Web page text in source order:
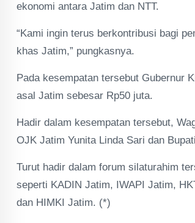
ekonomi antara Jatim dan NTT.
“Kami ingin terus berkontribusi bagi
khas Jatim,” pungkasnya.
Pada kesempatan tersebut Gubernur
asal Jatim sebesar Rp50 juta.
Hadir dalam kesempatan tersebut,
OJK Jatim Yunita Linda Sari dan
Turut hadir dalam forum silaturahim
seperti KADIN Jatim, IWAPI Jatim,
dan HIMKI Jatim. (*)